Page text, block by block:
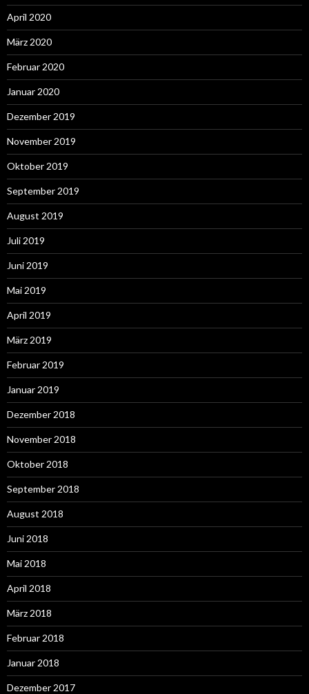
April 2020
März 2020
Februar 2020
Januar 2020
Dezember 2019
November 2019
Oktober 2019
September 2019
August 2019
Juli 2019
Juni 2019
Mai 2019
April 2019
März 2019
Februar 2019
Januar 2019
Dezember 2018
November 2018
Oktober 2018
September 2018
August 2018
Juni 2018
Mai 2018
April 2018
März 2018
Februar 2018
Januar 2018
Dezember 2017